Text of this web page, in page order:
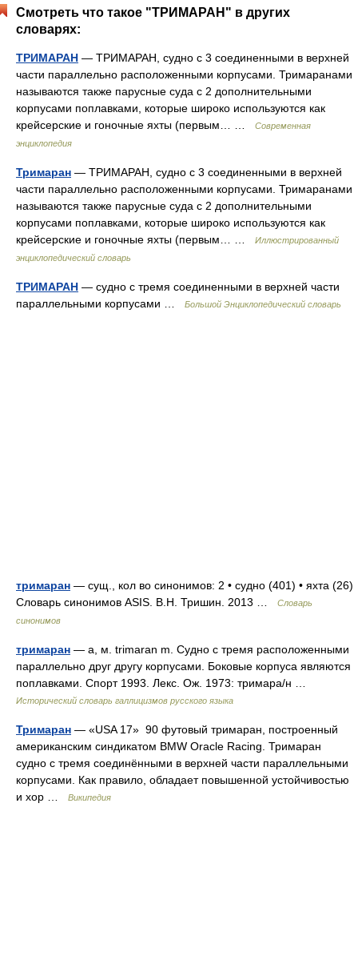
Смотреть что такое "ТРИМАРАН" в других
словарях:
ТРИМАРАН — ТРИМАРАН, судно с 3 соединенными в верхней
части параллельно расположенными корпусами. Тримаранами
называются также парусные суда с 2 дополнительными
корпусами поплавками, которые широко используются как
крейсерские и гоночные яхты (первым… …
Современная
энциклопедия
Тримаран — ТРИМАРАН, судно с 3 соединенными в верхней
части параллельно расположенными корпусами. Тримаранами
называются также парусные суда с 2 дополнительными
корпусами поплавками, которые широко используются как
крейсерские и гоночные яхты (первым… …
Иллюстрированный
энциклопедический словарь
ТРИМАРАН — судно с тремя соединенными в верхней части
параллельными корпусами …
Большой Энциклопедический словарь
тримаран — сущ., кол во синонимов: 2 • судно (401) • яхта (26)
Словарь синонимов ASIS. В.Н. Тришин. 2013 …
Словарь
синонимов
тримаран — а, м. trimaran m. Судно с тремя расположенными
параллельно друг другу корпусами. Боковые корпуса являются
поплавками. Спорт 1993. Лекс. Ож. 1973: тримара/н …
Исторический словарь галлицизмов русского языка
Тримаран — «USA 17» 90 футовый тримаран, построенный
американским синдикатом BMW Oracle Racing. Тримаран
судно с тремя соединёнными в верхней части параллельными
корпусами. Как правило, обладает повышенной устойчивостью
и хор …
Википедия